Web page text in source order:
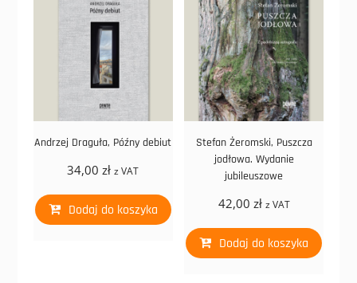
Andrzej Draguła, Późny debiut
34,00zł z VAT
Dodaj do koszyka
Stefan Żeromski, Puszcza
jodłowa. Wydanie
jubileuszowe
42,00 zł z VAT
Dodaj do koszyka